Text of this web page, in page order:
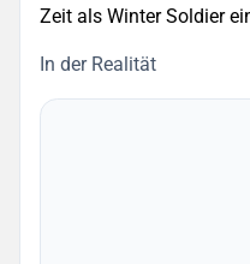
Zeit als Winter Soldier
In der Realität